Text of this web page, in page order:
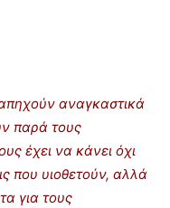
αναγκαστικά
παρά τους
έχει να κάνει όχι
που υιοθετούν, αλλά
για τους